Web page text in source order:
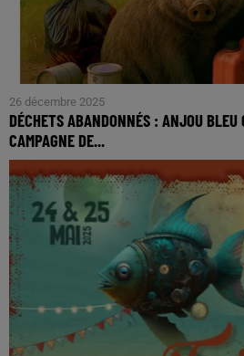
26 décembre 2025
DÉCHETS ABANDONNÉS : ANJOU BLEU
CAMPAGNE DE...
Face à la recrudescence des dépôts
abandonnés sur son territoire,
déploie une nouvelle campagne de...